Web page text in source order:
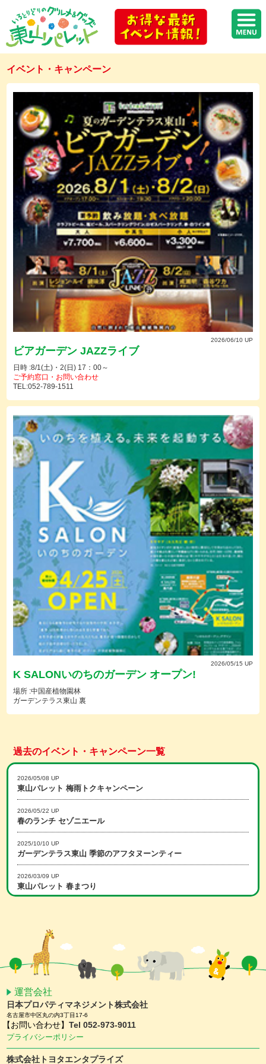
イベント・キャンペーン
2026/06/10 UP
ビアガーデン JAZZライブ
日時 :8/1(土)・2(日) 17：00～
ご予約窓口・お問い合わせ
TEL:052-789-1511
2026/05/15 UP
K SALONいのちのガーデン オープン!
場所 :中国産植物園林
ガーデンテラス東山 裏
過去のイベント・キャンペーン一覧
2026/05/08 UP
東山パレット 梅雨トクキャンペーン
2026/05/22 UP
春のランチ セゾニエール
2025/10/10 UP
ガーデンテラス東山 季節のアフタヌーンティー
2026/03/09 UP
東山パレット 春まつり
2026/02/16 UP
スマホアプリ会員限定 ホワイトデーキャンペーン
2026/01/15 UP
スマホアプリ会員限定 バレンタインキャンペーン
2025/11/25 UP
【予約受付中】クリスマスケーキ ＆ おせち
2025/11/10 UP
ガーデンテラス東山 クリスマスディナー
運営会社
日本プロパティマネジメント株式会社
名古屋市中区丸の内3丁目17-6
【お問い合わせ】Tel 052-973-9011
プライバシーポリシー
株式会社トヨタエンタプライズ